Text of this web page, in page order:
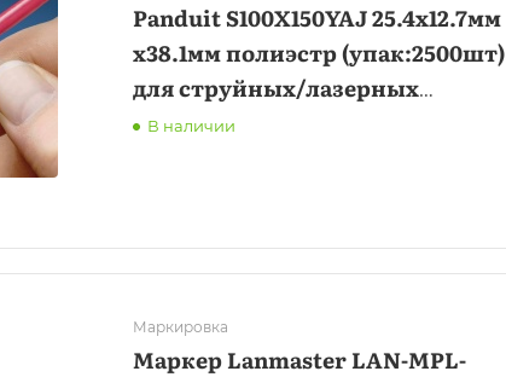
Panduit S100X150YAJ 25.4x12.7мм
x38.1мм полиэстр (упак:2500шт)
для струйных/лазерных
принтеров белый
В наличии
Маркировка
Маркер Lanmaster LAN-MPL-